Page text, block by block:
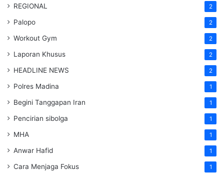
REGIONAL 2
Palopo 2
Workout Gym 2
Laporan Khusus 2
HEADLINE NEWS 2
Polres Madina 1
Begini Tanggapan Iran 1
Pencirian sibolga 1
MHA 1
Anwar Hafid 1
Cara Menjaga Fokus 1